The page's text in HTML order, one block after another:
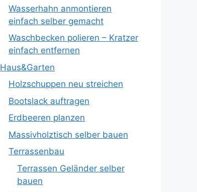
Wasserhahn anmontieren
einfach selber gemacht
Waschbecken polieren – Kratzer
einfach entfernen
Haus&Garten
Holzschuppen neu streichen
Bootslack auftragen
Erdbeeren planzen
Massivholztisch selber bauen
Terrassenbau
Terrassen Geländer selber
bauen